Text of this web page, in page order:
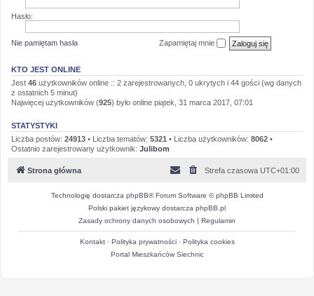
Hasło:
Nie pamiętam hasła Zapamiętaj mnie
KTO JEST ONLINE
Jest 46 użytkowników online :: 2 zarejestrowanych, 0 ukrytych i 44 gości (wg danych
z ostatnich 5 minut)
Najwięcej użytkowników (925) było online piątek, 31 marca 2017, 07:01
STATYSTYKI
Liczba postów: 24913 • Liczba tematów: 5321 • Liczba użytkowników: 8062 •
Ostatnio zarejestrowany użytkownik: Julibom
Strona główna Strefa czasowa UTC+01:00
Technologię dostarcza phpBB® Forum Software © phpBB Limited
Polski pakiet językowy dostarcza phpBB.pl
Zasady ochrony danych osobowych | Regulamin
Kontakt· Polityka prywatności· Polityka cookies
Portal Mieszkańców Siechnic